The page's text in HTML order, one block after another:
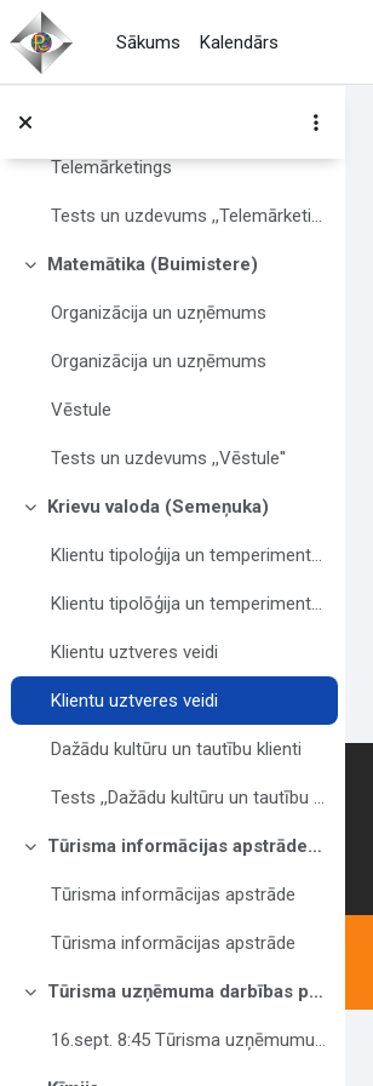
Atvērt galveno saturu
Sākums
Kalendārs
Saskarsme ar klientu pa tālruni (2)
Tests ,,Saskarsme ar klientu pa tālruni (2)
Telemārketings
Tests un uzdevums ,,Telemārketings''
Savērst
Matemātika (Buimistere)
Organizācija un uzņēmums
Organizācija un uzņēmums
Vēstule
Tests un uzdevums ,,Vēstule''
Savērst
Krievu valoda (Semeņuka)
Klientu tipoloģija un temperimenta tipi
Klientu tipolōģija un temperimentu tipi
Klientu uztveres veidi
Klientu uztveres veidi
Dažādu kultūru un tautību klienti
Tests ,,Dažādu kultūru un tautību klienti''
Savērst
Tūrisma informācijas apstrāde(Freiberga)
Tūrisma informācijas apstrāde
Tūrisma informācijas apstrāde
Savērst
Tūrisma uzņēmuma darbības pam.pamat.pr. (Jaunozola)
16.sept. 8:45 Tūrisma uzņēmumu darbības pamatprincipi